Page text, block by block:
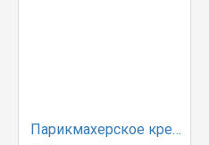
Парикмахерское кресло A07B